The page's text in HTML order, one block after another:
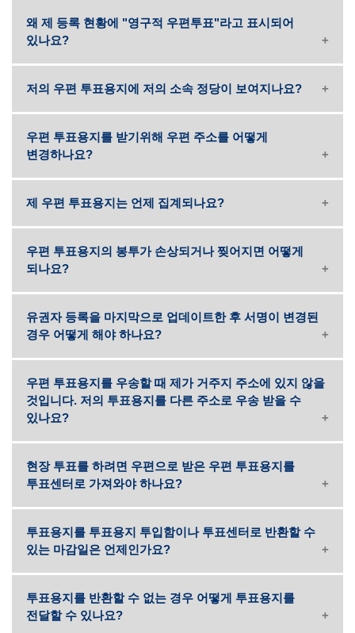
왜 제 등록 현황에 "영구적 우편투표"라고 표시되어
있나요?
저의 우편 투표용지에 저의 소속 정당이 보여지나요?
우편 투표용지를 받기위해 우편 주소를 어떻게
변경하나요?
제 우편 투표용지는 언제 집계되나요?
우편 투표용지의 봉투가 손상되거나 찢어지면 어떻게
되나요?
유권자 등록을 마지막으로 업데이트한 후 서명이 변경된
경우 어떻게 해야 하나요?
우편 투표용지를 우송할 때 제가 거주지 주소에 있지 않을
것입니다. 저의 투표용지를 다른 주소로 우송 받을 수
있나요?
현장 투표를 하려면 우편으로 받은 우편 투표용지를
투표센터로 가져와야 하나요?
투표용지를 투표용지 투입함이나 투표센터로 반환할 수
있는 마감일은 언제인가요?
투표용지를 반환할 수 없는 경우 어떻게 투표용지를
전달할 수 있나요?